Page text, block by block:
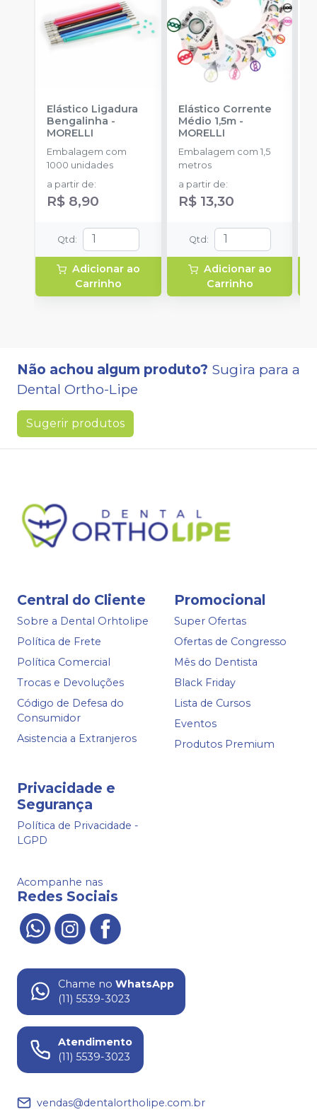
Elástico Ligadura
Bengalinha -
MORELLI
Embalagem com
1000 unidades
a partir de:
R$ 8,90
Qtd :
Adicionar ao
Carrinho
Elástico Corrente
Médio 1,5m-
MORELLI
Embalagem com 1,5
metros
a partir de:
R$ 13,30
Qtd :
Adicionar ao
Carrinho
Não achou algum produto? Sugira para a
Dental Ortho-Lipe
Sugerir produtos
Central do Cliente
Sobre a Dental Orhtolipe
Política de Frete
Política Comercial
Trocas e Devoluções
Código de Defesa do
Consumidor
Asistencia a Extranjeros
Promocional
Super Ofertas
Ofertas de Congresso
Mês do Dentista
Black Friday
Lista de Cursos
Eventos
Produtos Premium
Privacidade e
Segurança
Política de Privacidade -
LGPD
Acompanhe nas
Redes Sociais
Chame no WhatsApp
(11) 5539-3023
Atendimento
(11) 5539-3023
vendas@dentalortholipe.com.br